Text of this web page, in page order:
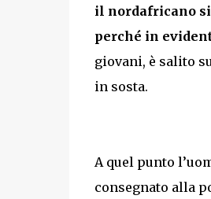
il nordafricano
perché in
giovani, è salito
in sosta.
A quel punto
consegnato alla